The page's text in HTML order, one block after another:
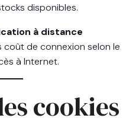
disponibles.
à distance
coût de connexion selon le
à Internet.
cookies